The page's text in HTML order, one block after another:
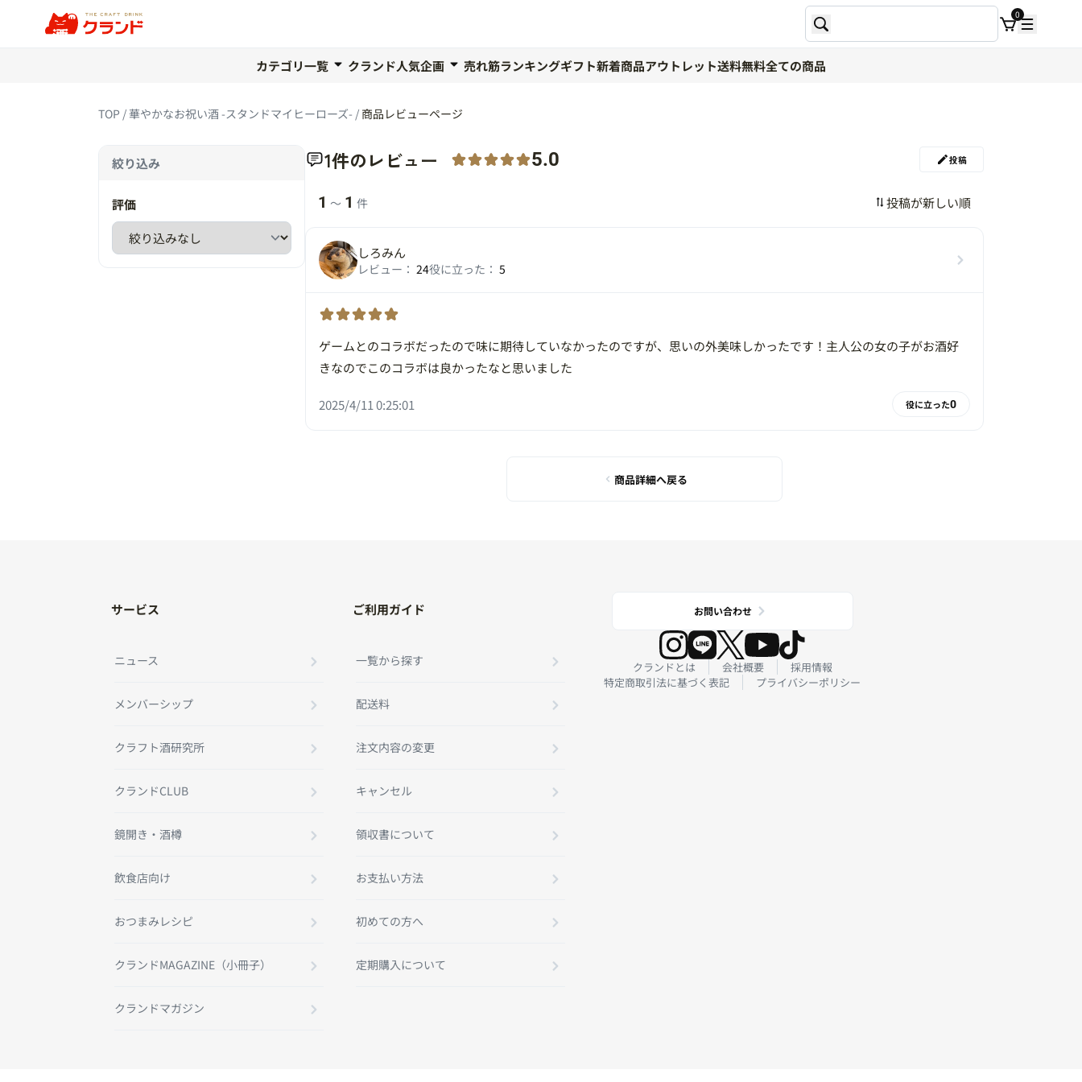
0
カテゴリ一覧 クランド人気企画 売れ筋ランキングギフト新着商品アウトレット送料無料全ての商品
TOP 華やかなお祝い酒 -スタンドマイヒーローズ- 商品レビューページ
絞り込み
評価
1件のレビュー 5.0 投稿
1 〜 1 件
しろみん
レビュー： 24役に立った： 5
ゲームとのコラボだったので味に期待していなかったのですが、思いの外美味しかったです！主人公の女の子がお酒好
きなのでこのコラボは良かったなと思いました
2025/4/11 0:25:01 役に立った0
商品詳細へ戻る
サービス
ニュース
メンバーシップ
クラフト酒研究所
クランドCLUB
鏡開き・酒樽
飲食店向け
おつまみレシピ
クランドMAGAZINE（小冊子）
クランドマガジン
ご利用ガイド
一覧から探す
配送料
注文内容の変更
キャンセル
領収書について
お支払い方法
初めての方へ
定期購入について
お問い合わせ
クランドとは 会社概要
採用情報
特定商取引法に基づく表記
プライバシーポリシー